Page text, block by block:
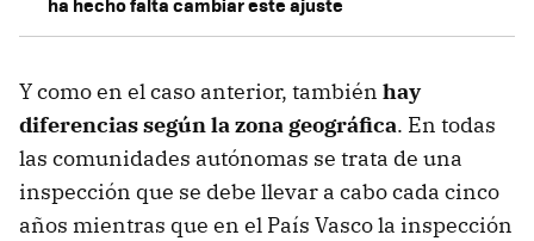
Y como en el caso anterior, también hay
diferencias según la zona geográfica. En todas
las comunidades autónomas se trata de una
inspección que se debe llevar a cabo cada cinco
años mientras que en el País Vasco la inspección